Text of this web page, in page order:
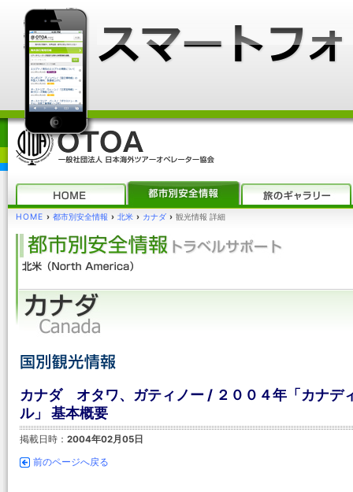
HOME › 都市別安全情報 › 北米 › カナダ › 観光情報 詳細
カナダ オタワ、ガティノー / ２００４年「カナデ
ル」 基本概要
掲載日時： 2004年02月05日
前のページへ戻る